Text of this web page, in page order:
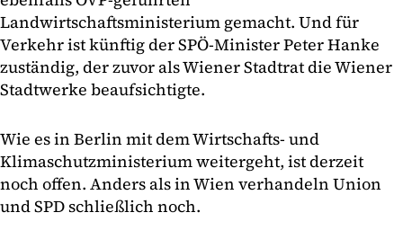
Landwirtschaftsministerium gemacht. Und für
Verkehr ist künftig der SPÖ-Minister Peter Hanke
zuständig, der zuvor als Wiener Stadtrat die Wiener
Stadtwerke beaufsichtigte.
Wie es in Berlin mit dem Wirtschafts- und
Klimaschutzministerium weitergeht, ist derzeit
noch offen. Anders als in Wien verhandeln Union
und SPD schließlich noch.